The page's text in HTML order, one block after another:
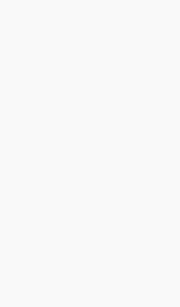
Um
Social
Medien